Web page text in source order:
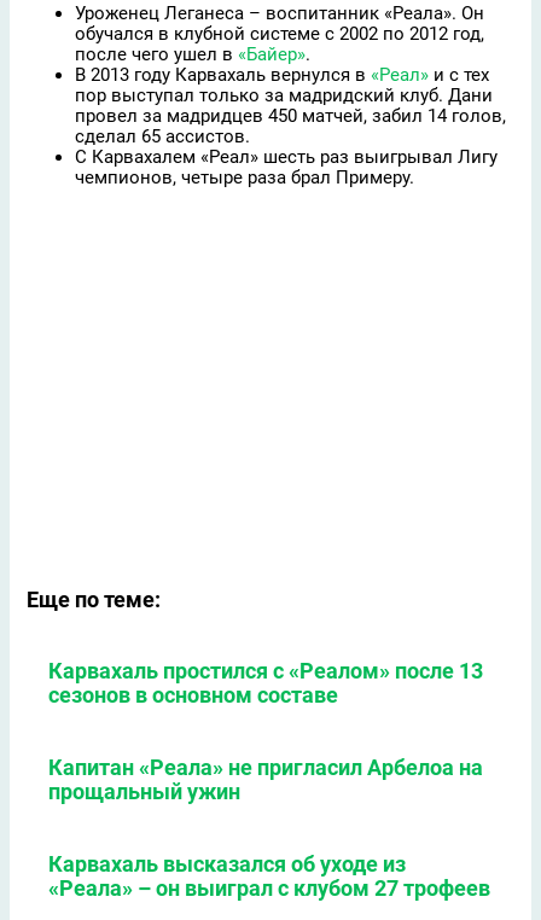
Уроженец Леганеса – воспитанник «Реала». Он
обучался в клубной системе с 2002 по 2012 год,
после чего ушел в «Байер».
В 2013 году Карвахаль вернулся в «Реал» и с тех
пор выступал только за мадридский клуб. Дани
провел за мадридцев 450 матчей, забил 14 голов,
сделал 65 ассистов.
С Карвахалем «Реал» шесть раз выигрывал Лигу
чемпионов, четыре раза брал Примеру.
Еще по теме:
Карвахаль простился с «Реалом» после 13
сезонов в основном составе
Капитан «Реала» не пригласил Арбелоа на
прощальный ужин
Карвахаль высказался об уходе из
«Реала» – он выиграл с клубом 27 трофеев